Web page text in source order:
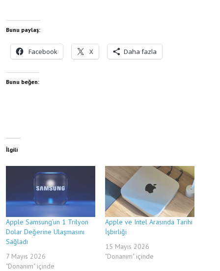
Bunu paylaş:
Facebook X Daha fazla
Bunu beğen:
İlgili
Apple Samsung’un 1 Trilyon
Dolar Değerine Ulaşmasını
Sağladı
7 Mayıs 2026
"Donanım" içinde
Apple ve Intel Arasında Tarihi
İşbirliği
15 Mayıs 2026
"Donanım" içinde